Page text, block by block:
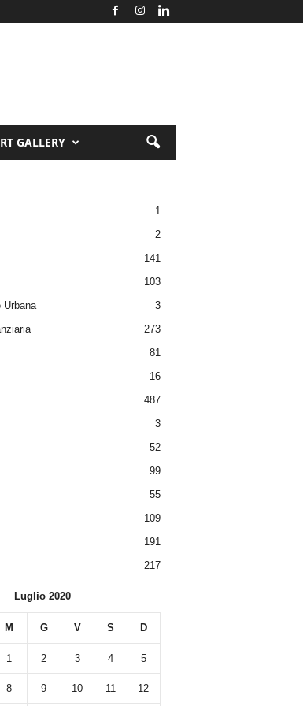
GALLERY
1
2
141
103
Urbana
3
273
81
16
487
3
52
99
55
109
191
217
Luglio 2020
M G V S D
1 2 3 4 5
8 9 10 11 12